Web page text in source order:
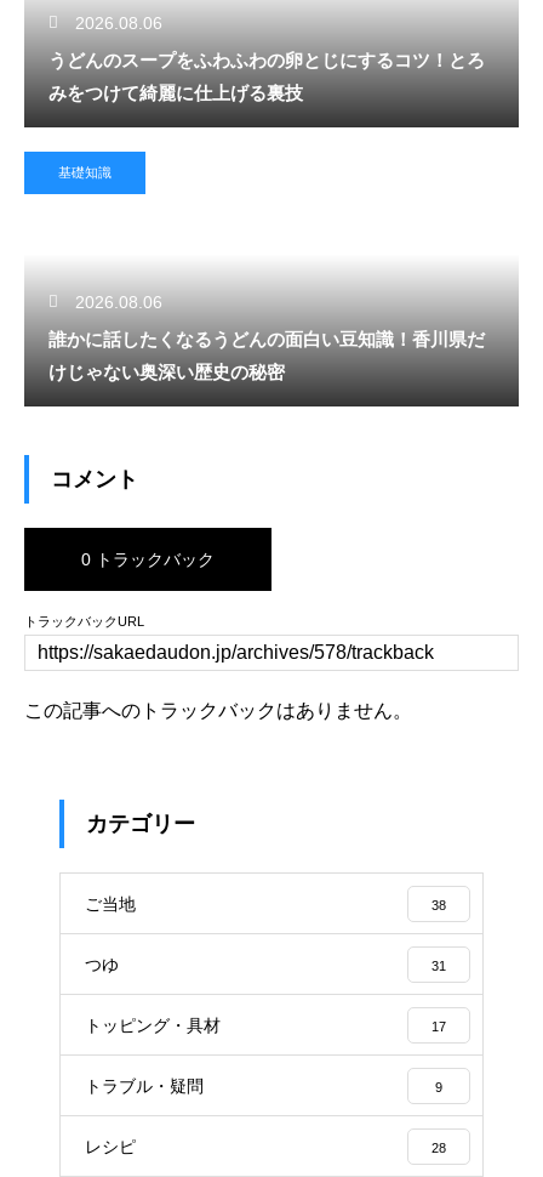
2026.08.06
うどんのスープをふわふわの卵とじにするコツ！とろ
みをつけて綺麗に仕上げる裏技
基礎知識
2026.08.06
誰かに話したくなるうどんの面白い豆知識！香川県だ
けじゃない奥深い歴史の秘密
コメント
0 トラックバック
トラックバックURL
この記事へのトラックバックはありません。
カテゴリー
ご当地 38
つゆ 31
トッピング・具材 17
トラブル・疑問 9
レシピ 28